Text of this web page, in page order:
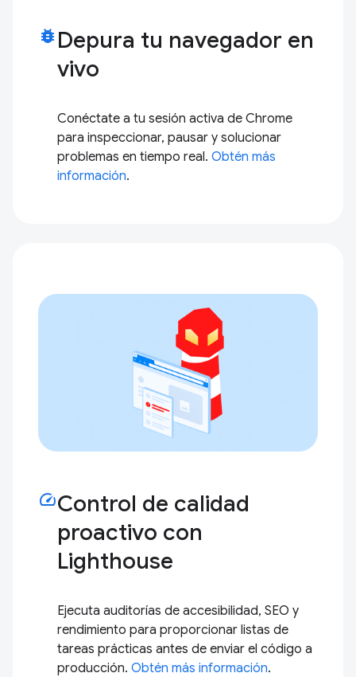
bug_report Depura tu navegador en
vivo
Conéctate a tu sesión activa de Chrome
para inspeccionar, pausar y solucionar
problemas en tiempo real. Obtén más
información.
speedControl de calidad
proactivo con
Lighthouse
Ejecuta auditorías de accesibilidad, SEO y
rendimiento para proporcionar listas de
tareas prácticas antes de enviar el código a
producción. Obtén más información.